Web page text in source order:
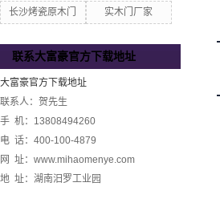
长沙烤瓷原木门 实木门厂家
联系大富豪官方下载地址
大富豪官方下载地址
联系人：贺先生
手 机：13808494260
电 话：400-100-4879
网 址：www.mihaomenye.com
地 址：湖南汨罗工业园